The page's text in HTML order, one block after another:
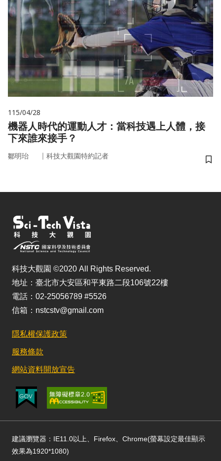
115/04/28
機器人時代的運動人才：當科技遇上人體，接
下來誰來接手？
鄒明珆 ｜ 科技大觀園特約記者
儲
科技大觀園 ©2020 All Rights Reserved.
地址：臺北市大安區和平東路二段106號22樓
電話：02-25056789 #5526
信箱：nstcstv@gmail.com
隱私權保護政策
服務條款
網站資料開放宣告
建議瀏覽器：IE11.0以上、Firefox、Chrome(螢幕設定最佳顯示
效果為1920*1080)